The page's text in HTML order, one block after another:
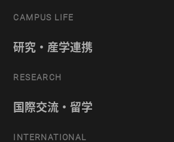
CAMPUS LIFE
研究・産学連携
RESEARCH
国際交流・留学
INTERNATIONAL